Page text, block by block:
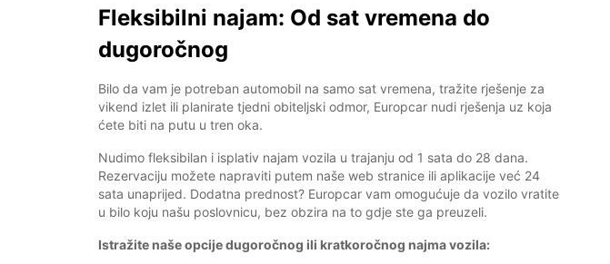
Fleksibilni najam: Od sat vremena do
dugoročnog
Bilo da vam je potreban automobil na samo sat vremena, tražite rješenje za
vikend izlet ili planirate tjedni obiteljski odmor, Europcar nudi rješenja uz koja
ćete biti na putu u tren oka.
Nudimo fleksibilan i isplativ najam vozila u trajanju od 1 sata do 28 dana.
Rezervaciju možete napraviti putem naše web stranice ili aplikacije već 24
sata unaprijed. Dodatna prednost? Europcar vam omogućuje da vozilo vratite
u bilo koju našu poslovnicu, bez obzira na to gdje ste ga preuzeli.
Istražite naše opcije dugoročnog ili kratkoročnog najma vozila: